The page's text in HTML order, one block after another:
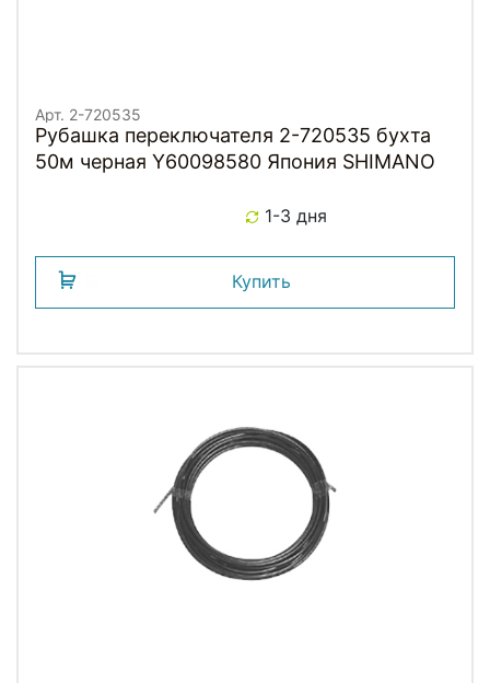
Арт. 2-720535
Рубашка переключателя 2-720535 бухта
50м черная Y60098580 Япония SHIMANO
1-3 дня
Купить